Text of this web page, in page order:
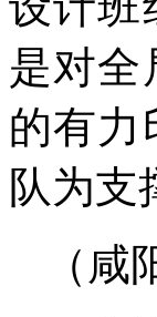
是对全
的有力
队为支
（